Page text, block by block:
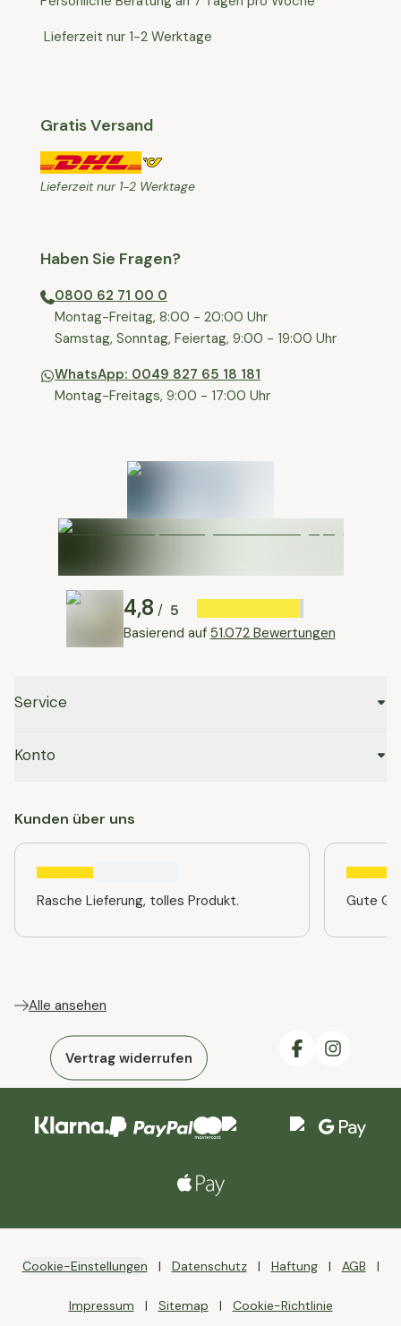
Lieferzeit nur 1-2 Werktage
Gratis Versand
Lieferzeit nur 1-2 Werktage
Haben Sie Fragen?
0800 62 71 00 0
⁠⁠Montag-Freitag, 8:00 - 20:00 Uhr
⁠Samstag, Sonntag, Feiertag, 9:00 - 19:00 Uhr
WhatsApp: 0049 827 65 18 181
Montag-Freitags, 9:00 - 17:00 Uhr
4,8 / 5
Basierend auf 51.072 Bewertungen
Service
Konto
Kunden über uns
Rasche Lieferung, tolles Produkt. Gute
Alle ansehen
Vertrag widerrufen
Cookie-Einstellungen Datenschutz Haftung AGB
Impressum Sitemap Cookie-Richtlinie